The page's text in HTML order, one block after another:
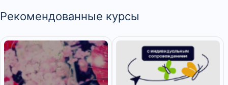
Рекомендованные курсы